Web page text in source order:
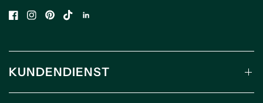
KUNDENDIENST